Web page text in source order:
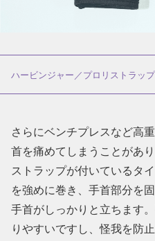
ハービンジャー／プロリストラッ
さらにベンチプレスなど高
首を痛めてしまうことがあ
ストラップが付いているタ
を強めに巻き、手首部分を
手首がしっかりと立ちます
りやすいですし、怪我を防